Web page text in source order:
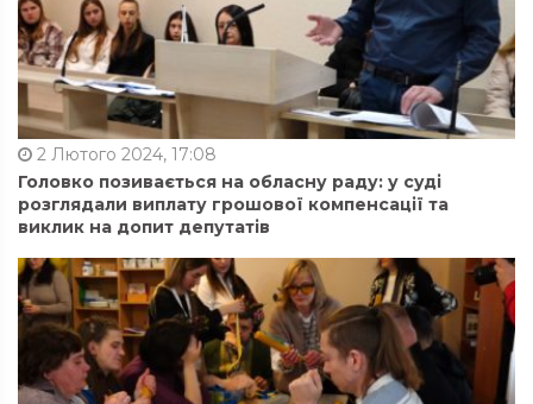
2 Лютого 2024, 17:08
Головко позивається на обласну раду: у суді
розглядали виплату грошової компенсації та
виклик на допит депутатів